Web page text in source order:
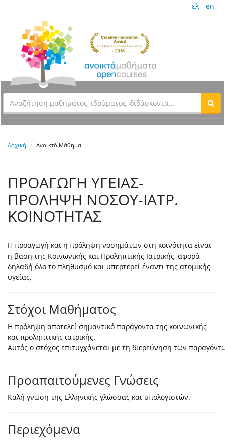
ελ en
Αρχική Ανοικτό Μάθημα
ΠΡΟΑΓΩΓΗ ΥΓΕΙΑΣ-
ΠΡΟΛΗΨΗ ΝΟΣΟΥ-ΙΑΤΡ.
ΚΟΙΝΟΤΗΤΑΣ
Η προαγωγή και η πρόληψη νοσημάτων στη κοινότητα είναι
η βάση της Κοινωνικής και Προληπτικής Ιατρικής, αφορά
δηλαδή όλο το πληθυσμό και υπερτερεί έναντι της ατομικής
υγείας.
Στόχοι Μαθήματος
Η πρόληψη αποτελεί σημαντικό παράγοντα της κοινωνικής
και προληπτικής ιατρικής.
Αυτός ο στόχος επιτυγχάνεται με τη διερεύνηση των
Προαπαιτούμενες Γνώσεις
Καλή γνώση της Ελληνικής γλώσσας και υπολογιστών.
Περιεχόμενα